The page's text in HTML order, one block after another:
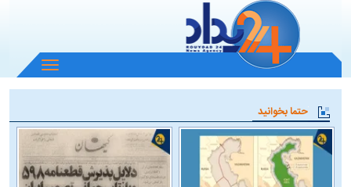
باز
و
منو
حتما بخوانید